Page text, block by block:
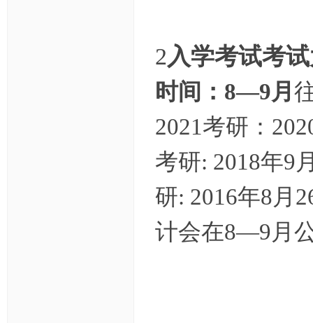
2入学考试考
时间：8—9月
2021考研：
考研: 2018年9
研: 2016年8月
计会在8—9月